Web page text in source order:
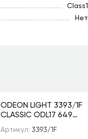
Class1
Нет
ODEON LIGHT 3393/1F
CLASSIC ODL17 649
мат.золото/абажур
хрусталь Торшер E14
Артикул: 3393/1F